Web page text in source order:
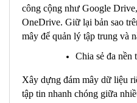
công cộng như Google
OneDrive. Giữ lại bản sao
mây để quản lý tập trung và
Chia sẻ đa nền
Xây dựng đám mây dữ liệu
tập tin nhanh chóng giữa